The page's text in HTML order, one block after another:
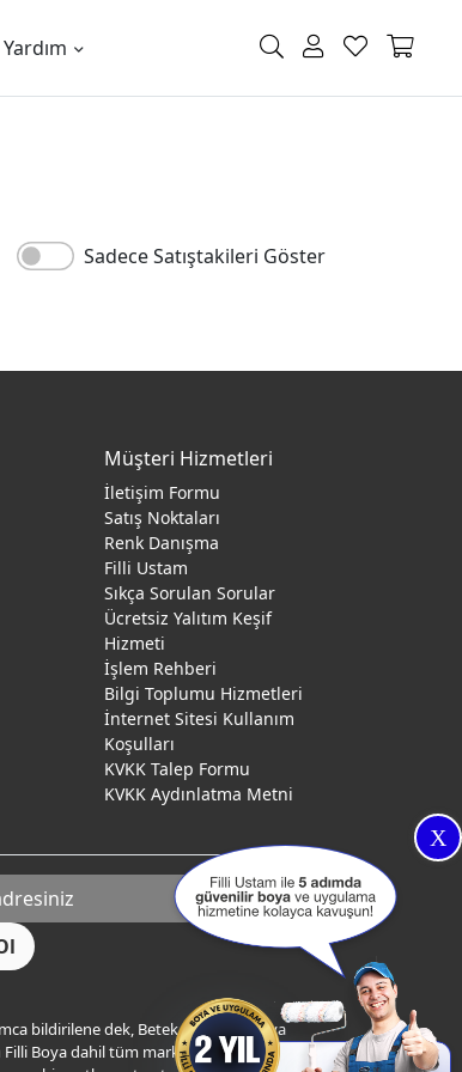
Yardım
Sadece Satıştakileri Göster
X
Müşteri Hizmetleri
İletişim Formu
Satış Noktaları
Renk Danışma
Filli Ustam
Sıkça Sorulan Sorular
Ücretsiz Yalıtım Keşif
Hizmeti
İşlem Rehberi
Bilgi Toplumu Hizmetleri
İnternet Sitesi Kullanım
Koşulları
KVKK Talep Formu
KVKK Aydınlatma Metni
bildirilene dek, Betek Boya ve Kimya
Boya dahil tüm markaları ile ilgili